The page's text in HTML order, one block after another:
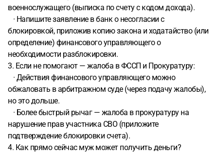
военнослужащего (выписка по счету с кодом дохода).
· Напишите заявление в банк о несогласии с
блокировкой, приложив копию закона и ходатайство (или
определение) финансового управляющего о
необходимости разблокировки.
3. Если не помогают — жалоба в ФССП и Прокуратуру:
· Действия финансового управляющего можно
обжаловать в арбитражном суде (через подачу жалобы),
но это дольше.
· Более быстрый рычаг — жалоба в прокуратуру на
нарушение прав участника СВО (приложите
подтверждение блокировки счета).
4. Как прямо сейчас муж может получить деньги?